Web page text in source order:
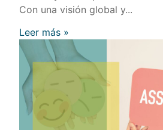
Con una visión global y...
Leer más »